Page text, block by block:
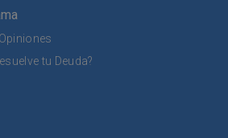
tu Deuda?